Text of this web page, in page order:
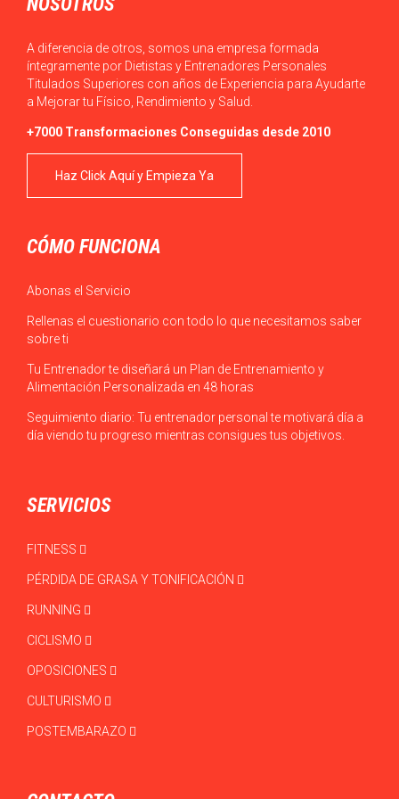
A diferencia de otros, somos una empresa formada
íntegramente por Dietistas y Entrenadores Personales
Titulados Superiores con años de Experiencia para Ayudarte
a Mejorar tu Físico, Rendimiento y Salud.
+7000 Transformaciones Conseguidas desde 2010
Haz Click Aquí y Empieza Ya
CÓMO FUNCIONA
Abonas el Servicio
Rellenas el cuestionario con todo lo que necesitamos saber
sobre ti
Tu Entrenador te diseñará un Plan de Entrenamiento y
Alimentación Personalizada en 48 horas
Seguimiento diario: Tu entrenador personal te motivará día a
día viendo tu progreso mientras consigues tus objetivos.
SERVICIOS
FITNESS
PÉRDIDA DE GRASA Y TONIFICACIÓN
RUNNING
CICLISMO
OPOSICIONES
CULTURISMO
POSTEMBARAZO